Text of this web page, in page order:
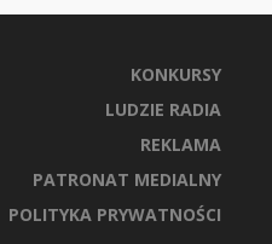
KONKURSY
LUDZIE RADIA
REKLAMA
PATRONAT MEDIALNY
POLITYKA PRYWATNOŚCI